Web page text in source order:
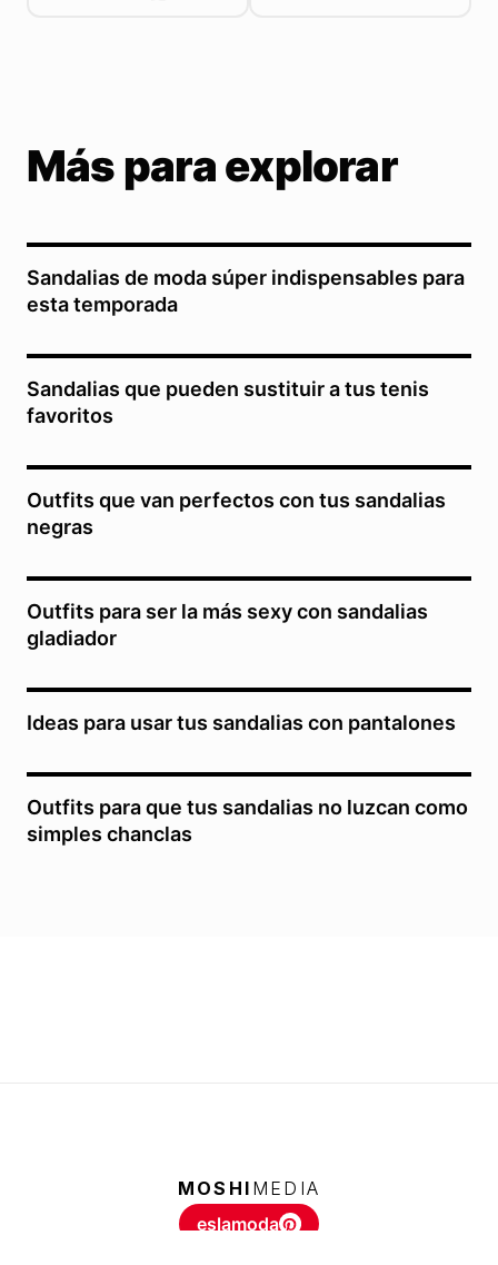
Más para explorar
Sandalias de moda súper indispensables para
esta temporada
Sandalias que pueden sustituir a tus tenis
favoritos
Outfits que van perfectos con tus sandalias
negras
Outfits para ser la más sexy con sandalias
gladiador
Ideas para usar tus sandalias con pantalones
Outfits para que tus sandalias no luzcan como
simples chanclas
MOSHI MEDIA
eslamoda